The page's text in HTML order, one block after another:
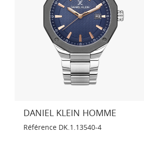
DANIEL KLEIN HOMME
Référence DK.1.13540-4